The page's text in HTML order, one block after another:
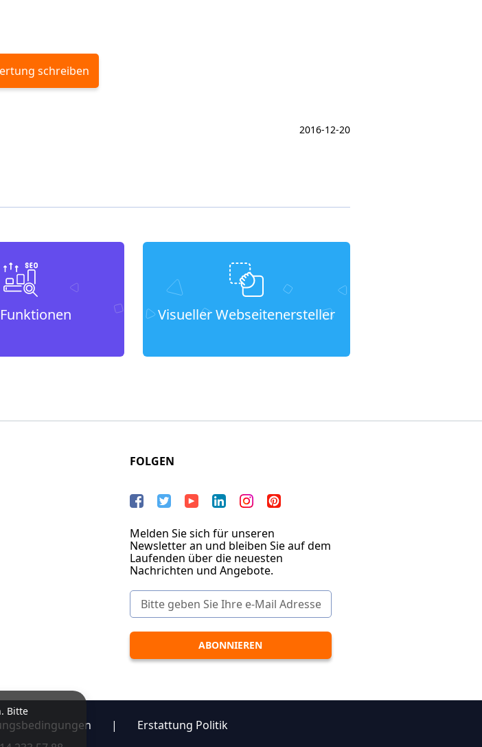
schreiben
2016-12-20
Visueller Webseitenersteller
Bitte
FOLGEN
Melden Sie sich für unseren
Newsletter an und bleiben Sie auf dem
Laufenden über die neuesten
Nachrichten und Angebote.
|
Erstattung Politik